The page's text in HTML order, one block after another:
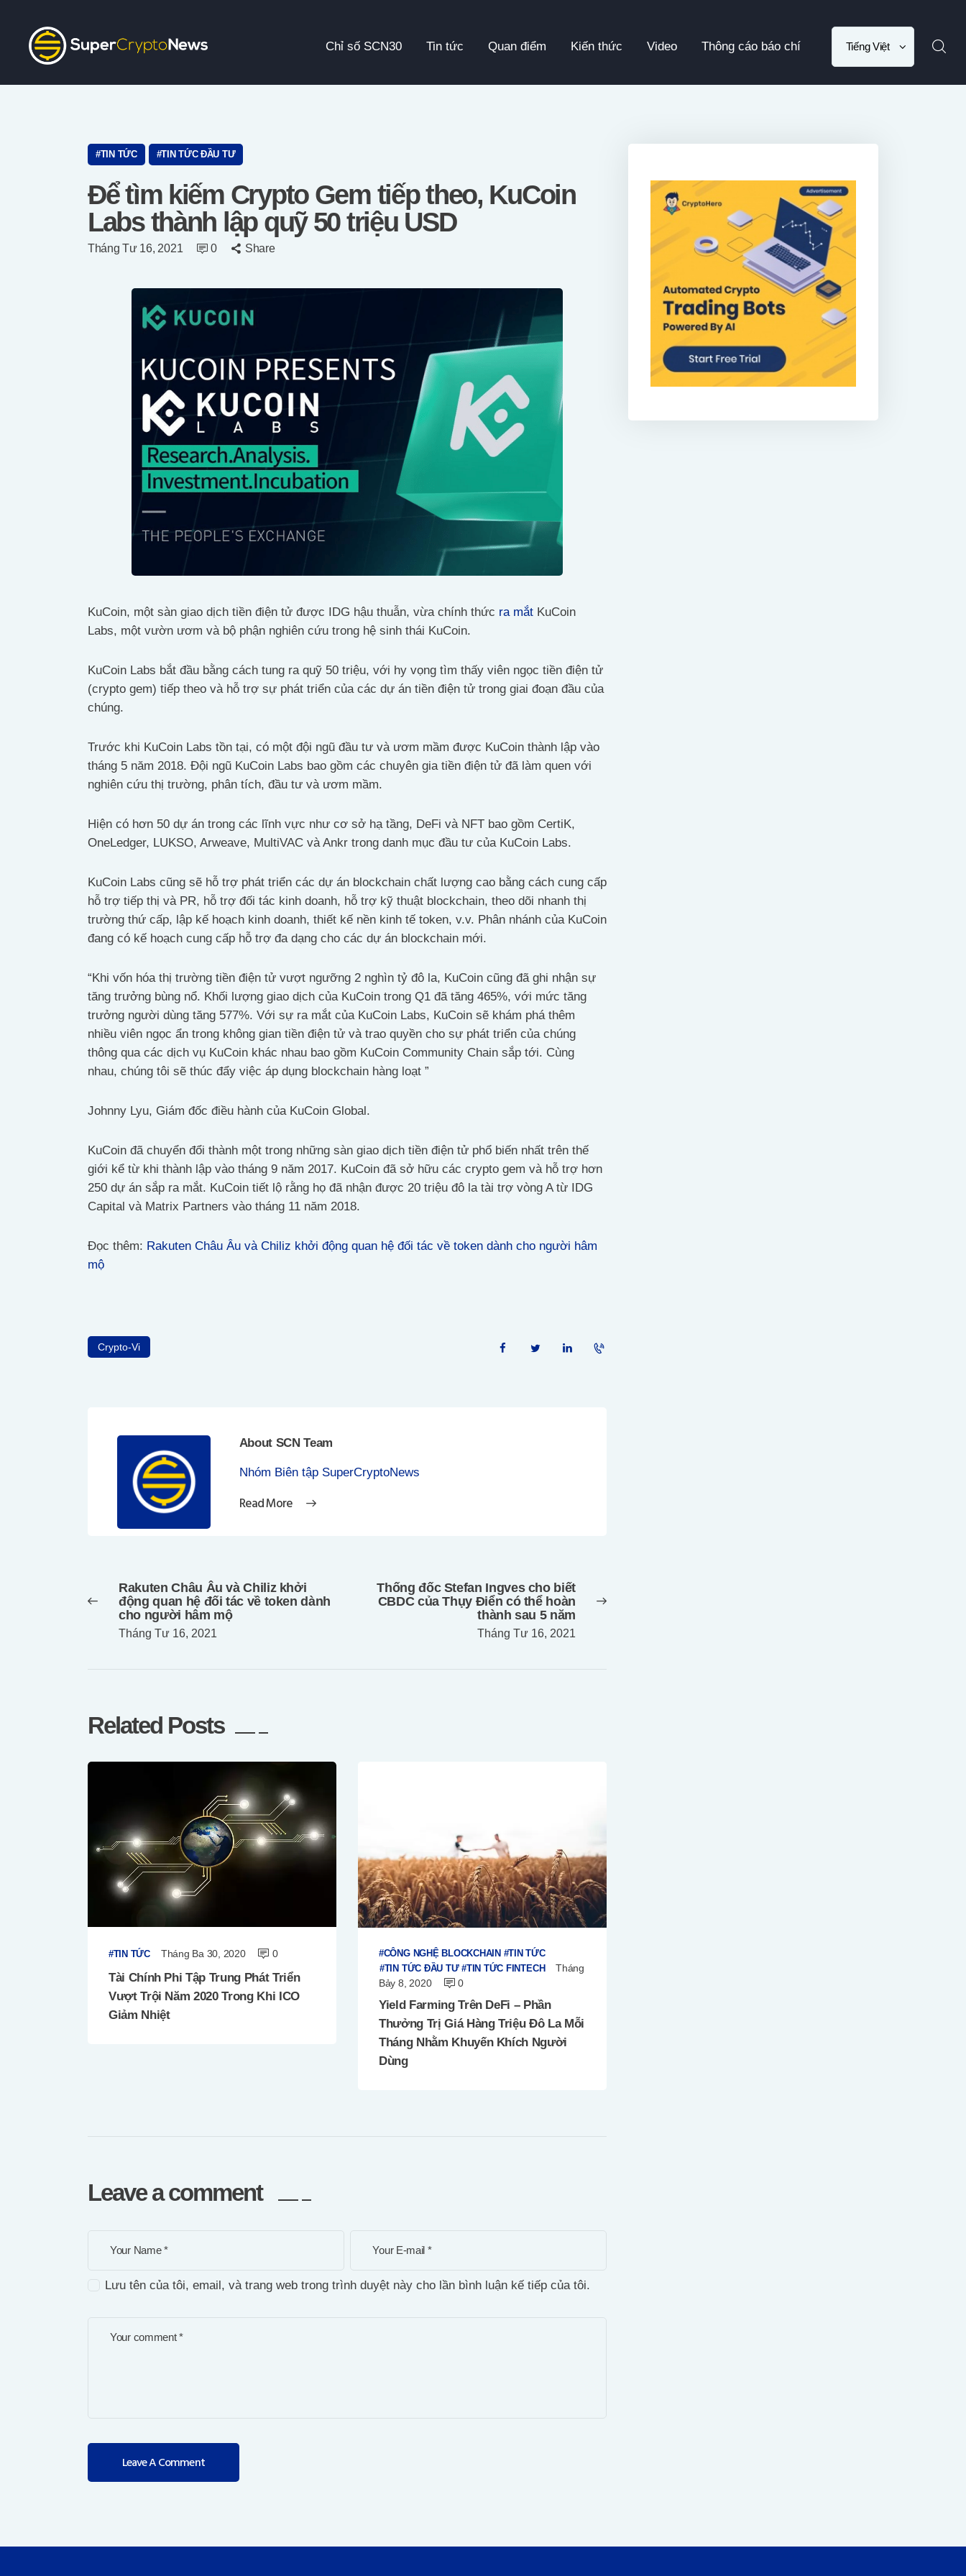
Chỉ số SCN30 Tin tức Quan điểm Kiến thức Video Thông cáo báo chí
Video
Thông Cáo Báo Chí
TIN TỨC TIN TỨC ĐẦU TƯ
Để tìm kiếm Crypto Gem tiếp theo, KuCoin
Labs thành lập quỹ 50 triệu USD
Tháng Tư 16, 2021 0 Share
KuCoin, một sàn giao dịch tiền điện tử được IDG hậu thuẫn, vừa chính thức ra mắt KuCoin
Labs, một vườn ươm và bộ phận nghiên cứu trong hệ sinh thái KuCoin.
KuCoin Labs bắt đầu bằng cách tung ra quỹ 50 triệu, với hy vọng tìm thấy viên ngọc tiền điện tử
(crypto gem) tiếp theo và hỗ trợ sự phát triển của các dự án tiền điện tử trong giai đoạn đầu của
chúng.
Trước khi KuCoin Labs tồn tại, có một đội ngũ đầu tư và ươm mầm được KuCoin thành lập vào
tháng 5 năm 2018. Đội ngũ KuCoin Labs bao gồm các chuyên gia tiền điện tử đã làm quen với
nghiên cứu thị trường, phân tích, đầu tư và ươm mầm.
Hiện có hơn 50 dự án trong các lĩnh vực như cơ sở hạ tầng, DeFi và NFT bao gồm CertiK,
OneLedger, LUKSO, Arweave, MultiVAC và Ankr trong danh mục đầu tư của KuCoin Labs.
KuCoin Labs cũng sẽ hỗ trợ phát triển các dự án blockchain chất lượng cao bằng cách cung cấp
hỗ trợ tiếp thị và PR, hỗ trợ đối tác kinh doanh, hỗ trợ kỹ thuật blockchain, theo dõi nhanh thị
trường thứ cấp, lập kế hoạch kinh doanh, thiết kế nền kinh tế token, v.v. Phân nhánh của KuCoin
đang có kế hoạch cung cấp hỗ trợ đa dạng cho các dự án blockchain mới.
“Khi vốn hóa thị trường tiền điện tử vượt ngưỡng 2 nghìn tỷ đô la, KuCoin cũng đã ghi nhận sự
tăng trưởng bùng nổ. Khối lượng giao dịch của KuCoin trong Q1 đã tăng 465%, với mức tăng
trưởng người dùng tăng 577%. Với sự ra mắt của KuCoin Labs, KuCoin sẽ khám phá thêm
nhiều viên ngọc ẩn trong không gian tiền điện tử và trao quyền cho sự phát triển của chúng
thông qua các dịch vụ KuCoin khác nhau bao gồm KuCoin Community Chain sắp tới. Cùng
nhau, chúng tôi sẽ thúc đẩy việc áp dụng blockchain hàng loạt ”
Johnny Lyu, Giám đốc điều hành của KuCoin Global.
KuCoin đã chuyển đổi thành một trong những sàn giao dịch tiền điện tử phổ biến nhất trên thế
giới kể từ khi thành lập vào tháng 9 năm 2017. KuCoin đã sở hữu các crypto gem và hỗ trợ hơn
250 dự án sắp ra mắt. KuCoin tiết lộ rằng họ đã nhận được 20 triệu đô la tài trợ vòng A từ IDG
Capital và Matrix Partners vào tháng 11 năm 2018.
Đọc thêm: Rakuten Châu Âu và Chiliz khởi động quan hệ đối tác về token dành cho người hâm
mộ
Crypto-Vi
About SCN Team
Nhóm Biên tập SuperCryptoNews
Read More
bài
viết
Previous
post:
Rakuten Châu Âu và Chiliz khởi
động quan hệ đối tác về token dành
cho người hâm mộ
Tháng Tư 16, 2021
Next
Thống đốc Stefan Ingves cho biết
CBDC của Thụy Điển có thể hoàn
thành sau 5 năm
Tháng Tư 16, 2021
Related Posts
TIN TỨC Tháng Ba 30, 2020 0
Tài Chính Phi Tập Trung Phát Triển
Vượt Trội Năm 2020 Trong Khi ICO
Giảm Nhiệt
CÔNG NGHỆ BLOCKCHAIN
TIN TỨC
TIN TỨC ĐẦU TƯ
TIN TỨC FINTECH
Tháng
Bảy 8, 2020
0
Yield Farming Trên DeFi – Phần
Thưởng Trị Giá Hàng Triệu Đô La Mỗi
Tháng Nhằm Khuyến Khích Người
Dùng
Leave a comment
Lưu tên của tôi, email, và trang web trong trình duyệt này cho lần bình luận kế tiếp của tôi.